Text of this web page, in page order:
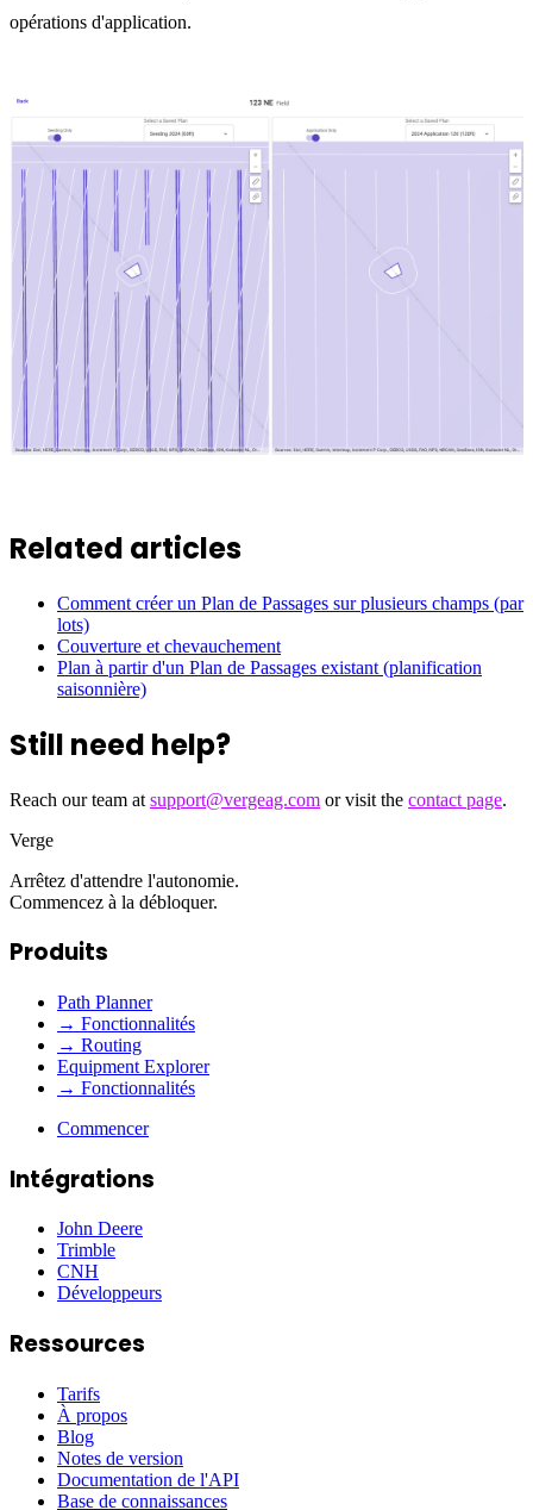
opérations d'application.
Related articles
Comment créer un Plan de Passages sur plusieurs champs (par
lots)
Couverture et chevauchement
Plan à partir d'un Plan de Passages existant (planification
saisonnière)
Still need help?
Reach our team at support@vergeag.com or visit the contact page.
Verge
Arrêtez d'attendre l'autonomie.
Commencez à la débloquer.
Produits
Path Planner
→ Fonctionnalités
→ Routing
Equipment Explorer
→ Fonctionnalités
Commencer
Intégrations
John Deere
Trimble
CNH
Développeurs
Ressources
Tarifs
À propos
Blog
Notes de version
Documentation de l'API
Base de connaissances